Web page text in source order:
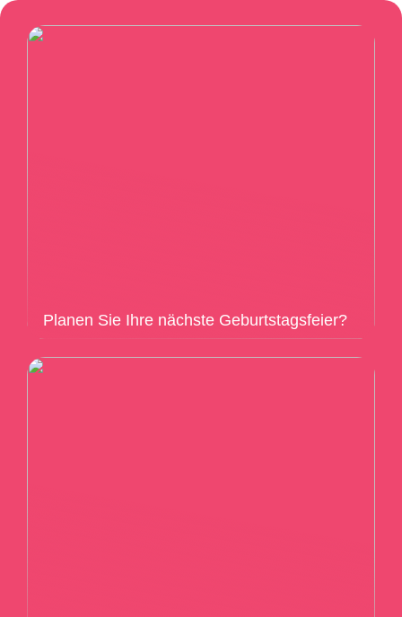
Planen Sie Ihre nächste Geburtstagsfeier?